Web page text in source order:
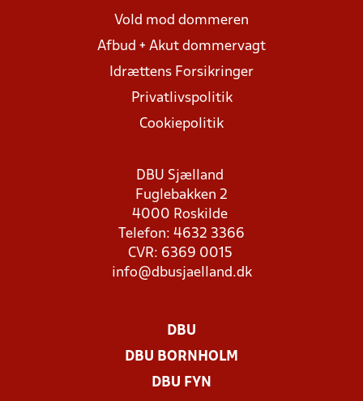
Vold mod dommeren
Afbud + Akut dommervagt
Idrættens Forsikringer
Privatlivspolitik
Cookiepolitik
DBU Sjælland
Fuglebakken 2
4000 Roskilde
Telefon: 4632 3366
CVR: 6369 0015
info@dbusjaelland.dk
DBU
DBU BORNHOLM
DBU FYN